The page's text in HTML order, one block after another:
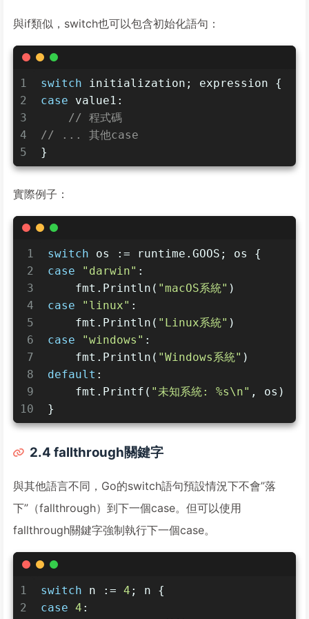
與if類似，switch也可以包含初始化語句：
1
2
3
4
5
switch initialization; expression {
case value1:
// 程式碼
// ... 其他case
}
實際例子：
1
2
3
4
5
6
7
8
9
10
switch os := runtime.GOOS; os {
case
"darwin" :
    fmt.Println(
"macOS系統" )
case
"linux" :
    fmt.Println(
"Linux系統" )
case
"windows" :
    fmt.Println(
"Windows系統" )
default :
    fmt.Printf(
"未知系統: %s\n" , os)
}
2.4 fallthrough關鍵字
與其他語言不同，Go的switch語句預設情況下不會”落
下”（fallthrough）到下一個case。但可以使用
fallthrough關鍵字強制執行下一個case。
1
2
switch n := 4 ; n {
case 4 :